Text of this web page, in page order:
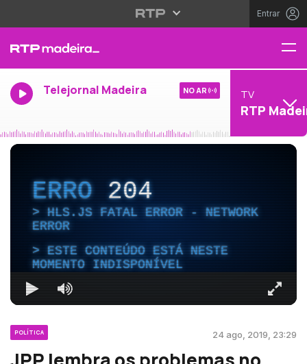
Entrar
Telejornal Madeira NO AR TV
RTP
ERRO204
HLS.JS FATAL ERROR - NETWORK
ERROR
ESTE CONTEÚDO ESTÁ NESTE
MOMENTO INDISPONÍVEL
POLÍTICA 24 ago, 2019, 23:29